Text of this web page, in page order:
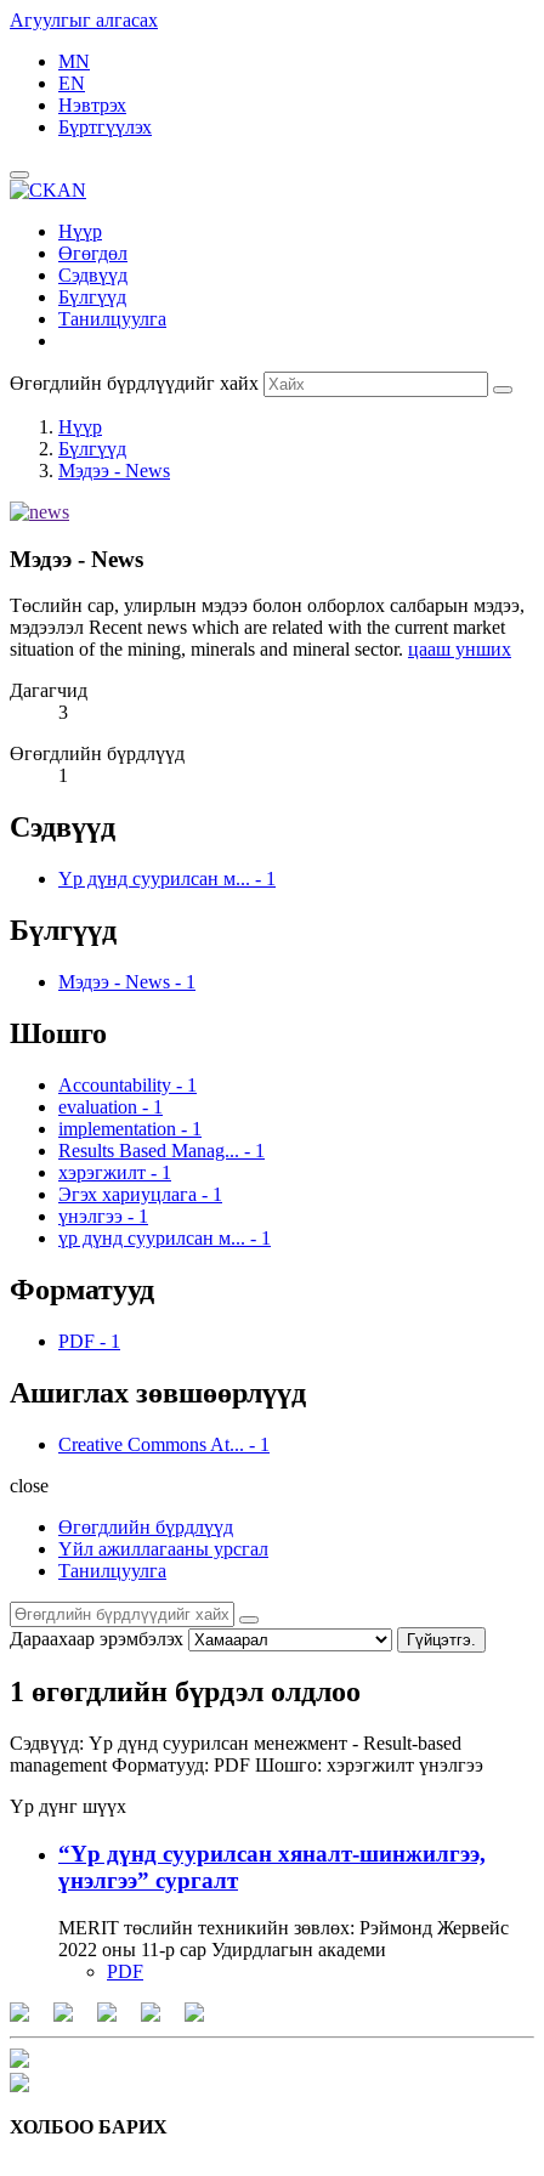
Агуулгыг алгасах
MN
EN
Нэвтрэх
Бүртгүүлэх
Нүүр
Өгөгдөл
Сэдвүүд
Бүлгүүд
Танилцуулга
Өгөгдлийн бүрдлүүдийг хайх
Нүүр
Бүлгүүд
Мэдээ - News
Мэдээ - News
Төслийн сар, улирлын мэдээ болон олборлох салбарын мэдээ,
мэдээлэл Recent news which are related with the current market
situation of the mining, minerals and mineral sector. цааш унших
Дагагчид
3
Өгөгдлийн бүрдлүүд
1
Сэдвүүд
Үр дүнд суурилсан м... - 1
Бүлгүүд
Мэдээ - News - 1
Шошго
Accountability - 1
evaluation - 1
implementation - 1
Results Based Manag... - 1
хэрэгжилт - 1
Эгэх хариуцлага - 1
үнэлгээ - 1
үр дүнд суурилсан м... - 1
Форматууд
PDF - 1
Ашиглах зөвшөөрлүүд
Creative Commons At... - 1
close
Өгөгдлийн бүрдлүүд
Үйл ажиллагааны урсгал
Танилцуулга
Дараахаар эрэмбэлэх Гүйцэтгэ.
1 өгөгдлийн бүрдэл олдлоо
Сэдвүүд: Үр дүнд суурилсан менежмент - Result-based
management Форматууд: PDF Шошго: хэрэгжилт үнэлгээ
Үр дүнг шүүх
“Үр дүнд суурилсан хяналт-шинжилгээ,
үнэлгээ” сургалт
MERIT төслийн техникийн зөвлөх: Рэймонд Жервейс
2022 оны 11-р сар Удирдлагын академи
PDF
ХОЛБОО БАРИХ